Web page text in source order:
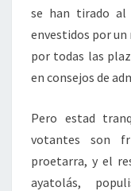
se han tirado
envestidos por un
por todas las
en consejos de
Pero estad
votantes son
proetarra, y el
ayatolás,